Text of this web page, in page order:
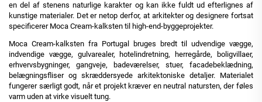
en del af stenens naturlige karakter og kan ikke fuldt ud efterlignes af
kunstige materialer. Det er netop derfor, at arkitekter og designere fortsat
specificerer Moca Cream-kalksten til high-end-byggeprojekter.
Moca Cream-kalksten fra Portugal bruges bredt til udvendige vægge,
indvendige vægge, gulvarealer, hotelindretning, herregårde, boligvillaer,
erhvervsbygninger, gangveje, badeværelser, stuer, facadebeklædning,
belægningsfliser og skræddersyede arkitektoniske detaljer. Materialet
fungerer særligt godt, når et projekt kræver en neutral natursten, der føles
varm uden at virke visuelt tung.